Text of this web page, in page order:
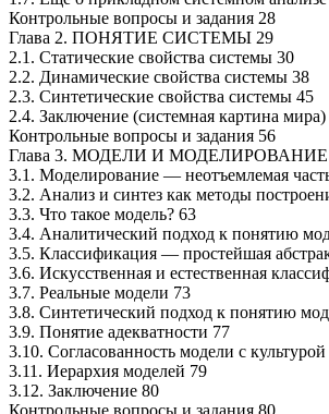
Контрольные вопросы и задания 28
Глава 2. ПОНЯТИЕ СИСТЕМЫ 29
2.1. Статические свойства системы 30
2.2. Динамические свойства системы 38
2.3. Синтетические свойства системы 45
2.4. Заключение (системная картина мира)
Контрольные вопросы и задания 56
Глава 3. МОДЕЛИ И МОДЕЛИРОВАНИЕ
3.1. Моделирование — неотъемлемая
3.2. Анализ и синтез как методы
3.3. Что такое модель? 63
3.4. Аналитический подход к понятию
3.5. Классификация — простейшая
3.6. Искусственная и естественная
3.7. Реальные модели 73
3.8. Синтетический подход к понятию
3.9. Понятие адекватности 77
3.10. Согласованность модели с
3.11. Иерархия моделей 79
3.12. Заключение 80